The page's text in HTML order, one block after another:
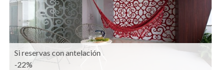
Si reservas con antelación
-22%